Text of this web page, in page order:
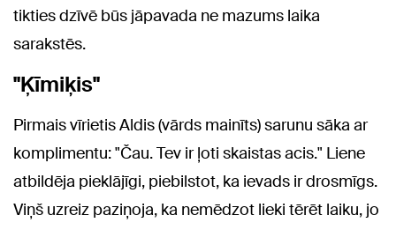
tikties dzīvē būs jāpavada ne mazums laika
sarakstēs.
"Ķīmiķis"
Pirmais vīrietis Aldis (vārds mainīts) sarunu sāka ar
komplimentu: "Čau. Tev ir ļoti skaistas acis." Liene
atbildēja pieklājīgi, piebilstot, ka ievads ir drosmīgs.
Viņš uzreiz paziņoja, ka nemēdzot lieki tērēt laiku, jo